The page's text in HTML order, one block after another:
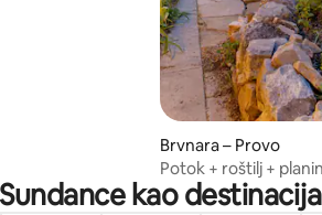
Brvnara – Provo
Potok + roštilj +
Fork Cabin
kao